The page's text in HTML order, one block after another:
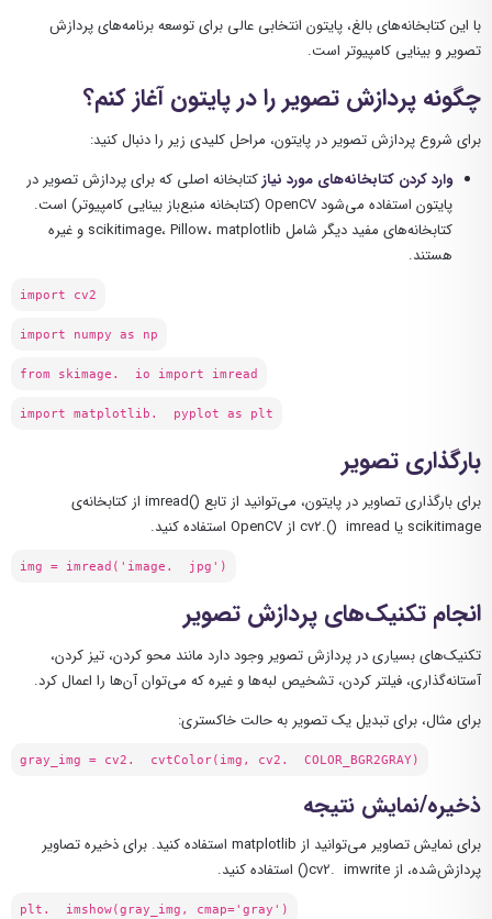
با این کتابخانه‌های بالغ، پایتون انتخابی عالی برای توسعه برنامه‌های پردازش
تصویر و بینایی کامپیوتر است.
چگونه پردازش تصویر را در پایتون آغاز کنم؟
برای شروع پردازش تصویر در پایتون، مراحل کلیدی زیر را دنبال کنید:
وارد کردن کتابخانه‌های مورد نیازکتابخانه اصلی که برای پردازش تصویر در
پایتون استفاده می‌شود OpenCV (کتابخانه منبع‌باز بینایی کامپیوتر) است.
کتابخانه‌های مفید دیگر شامل scikitimage، Pillow، matplotlib و غیره
هستند.
import cv2
import numpy as np
from skimage. io import imread
import matplotlib. pyplot as plt
بارگذاری تصویر
برای بارگذاری تصاویر در پایتون، می‌توانید از تابع ()imread از کتابخانه‌ی
scikitimage یا cv2.() imread از OpenCV استفاده کنید.
img = imread('image. jpg')
انجام تکنیک‌های پردازش تصویر
تکنیک‌های بسیاری در پردازش تصویر وجود دارد مانند محو کردن، تیز کردن،
آستانه‌گذاری، فیلتر کردن، تشخیص لبه‌ها و غیره که می‌توان آن‌ها را اعمال کرد.
برای مثال، برای تبدیل یک تصویر به حالت خاکستری:
gray_img = cv2. cvtColor(img, cv2. COLOR_BGR2GRAY)
ذخیره/نمایش نتیجه
برای نمایش تصاویر می‌توانید از matplotlib استفاده کنید. برای ذخیره تصاویر
پردازش‌شده، از cv2. imwrite() استفاده کنید.
plt. imshow(gray_img, cmap='gray')